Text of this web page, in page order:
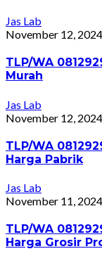
Jas Lab
November 12, 2024
TLP/WA
Murah
Jas Lab
November 12, 2024
TLP/WA
Harga Pabrik
Jas Lab
November 11, 2024
TLP/WA
Harga Grosir